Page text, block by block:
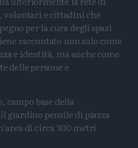
volontari e cittadini che
per la cura degli spazi
raccontato non solo come
e identità, ma anche come
delle persone e
campo base della
giardino pensile di piazza
di circa 300 metri